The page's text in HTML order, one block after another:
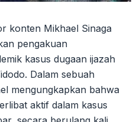
konten Mikhael Sinaga
pengakuan
kasus dugaan ijazah
Dalam sebuah
mengungkapkan bahwa
aktif dalam kasus